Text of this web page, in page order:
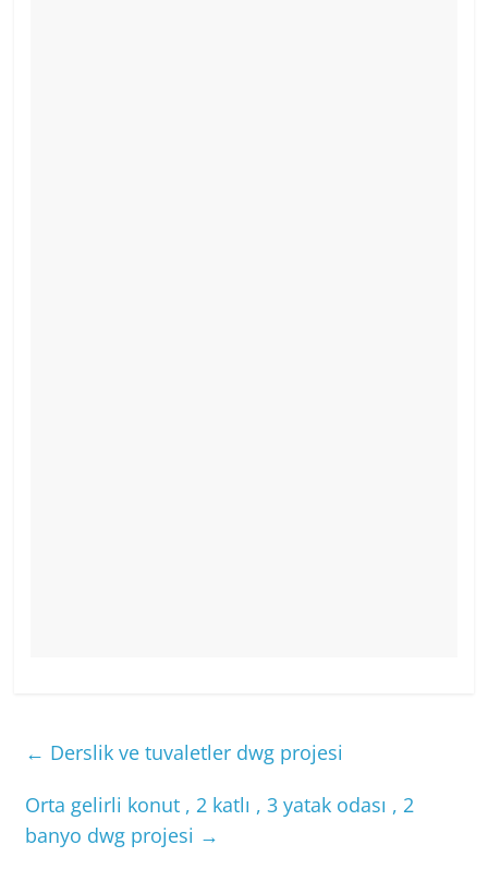
← Derslik ve tuvaletler dwg projesi
Orta gelirli konut , 2 katlı , 3 yatak odası , 2
banyo dwg projesi →